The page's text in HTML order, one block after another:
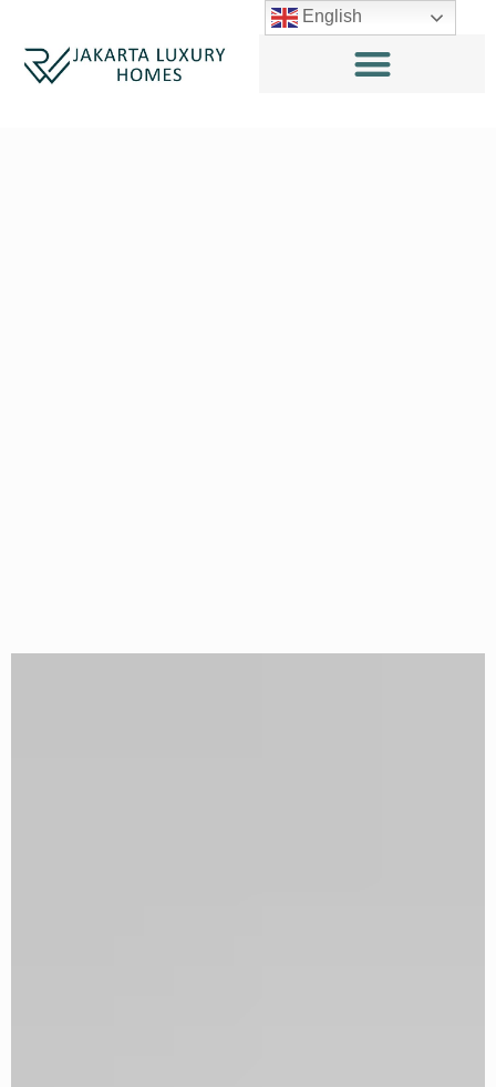
English